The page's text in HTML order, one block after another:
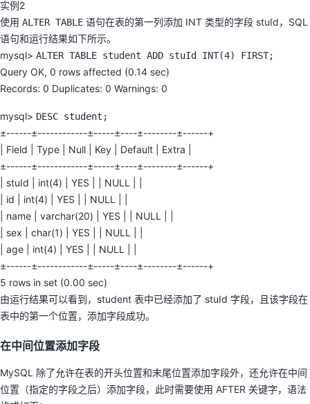
实例2
使用 ALTER TABLE 语句在表的第一列添加 INT 类型的字段 stuId，SQL
语句和运行结果如下所示。
mysql> ALTER TABLE student ADD stuId INT(4) FIRST;
Query OK, 0 rows affected (0.14 sec)
Records: 0 Duplicates: 0 Warnings: 0
mysql> DESC student;
±------±------------±-----±----±--------±------+
| Field | Type | Null | Key | Default | Extra |
±------±------------±-----±----±--------±------+
| stuId | int(4) | YES | | NULL | |
| id | int(4) | YES | | NULL | |
| name | varchar(20) | YES | | NULL | |
| sex | char(1) | YES | | NULL | |
| age | int(4) | YES | | NULL | |
±------±------------±-----±----±--------±------+
5 rows in set (0.00 sec)
由运行结果可以看到，student 表中已经添加了 stuId 字段，且该字段在
表中的第一个位置，添加字段成功。
在中间位置添加字段
MySQL 除了允许在表的开头位置和末尾位置添加字段外，还允许在中间
位置（指定的字段之后）添加字段，此时需要使用 AFTER 关键字，语法